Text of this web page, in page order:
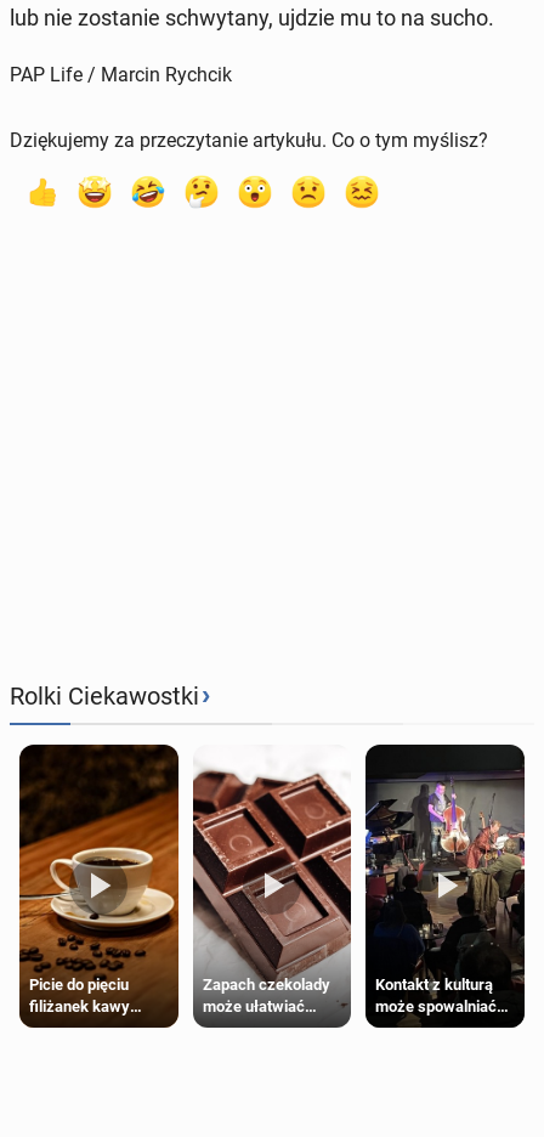
lub nie zo­sta­nie schwy­ta­ny, ujdzie mu to na sucho.
PAP Life / Marcin Rychcik
Dziękujemy za przeczytanie artykułu. Co o tym myślisz?
Rolki Ciekawostki›
Picie do pięciu
filiżanek kawy
dziennie jest
Zapach czekolady
może ułatwiać
trening siłowy
Kontakt z kulturą
może spowalniać
starzenie